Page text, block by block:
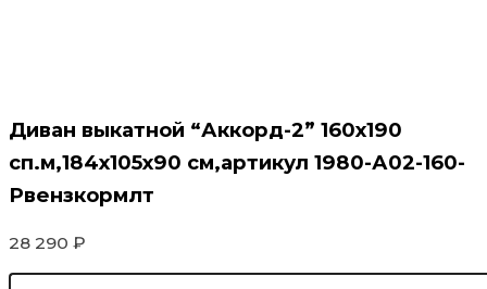
Диван выкатной “Аккорд-2” 160х190
сп.м,184х105х90 см,артикул 1980-А02-160-
Рвензкормлт
28 290 ₽